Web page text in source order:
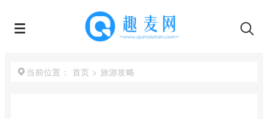
当前位置： 首页 > 旅游攻略